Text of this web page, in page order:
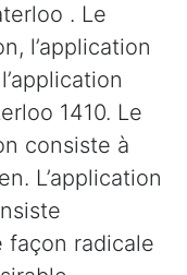
. Le
l’application
1410. Le
consiste à
L’application
façon radicale